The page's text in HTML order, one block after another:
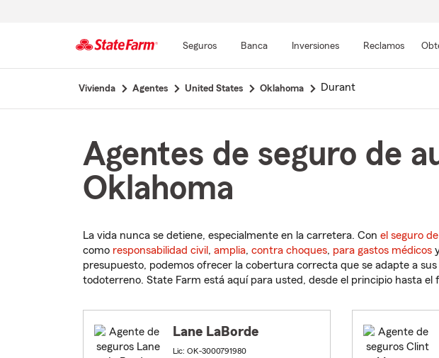
Seguros Banca Inversiones Reclamos
Vivienda Agentes United States Oklahoma Durant
Agentes de seguro de
Oklahoma
La vida nunca se detiene, especialmente en la carretera. Con el seguro
como responsabilidad civil , amplia, contra choques, para gastos médicos
presupuesto, podemos ofrecer la cobertura correcta que se adapte a
todoterreno. State Farm está aquí para usted, desde el principio hasta el
Lane LaBorde
Lic: OK-3000791980